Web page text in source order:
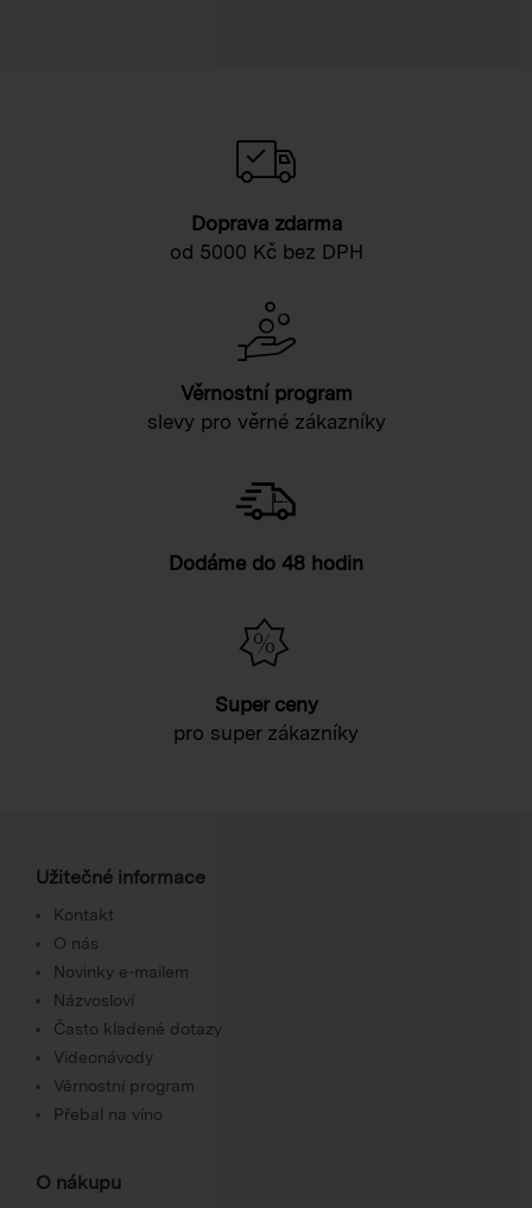
Doprava zdarma
od 5000 Kč bez DPH
Věrnostní program
slevy pro věrné zákazníky
Dodáme do 48 hodin
Super ceny
pro super zákazníky
Užitečné informace
Kontakt
O nás
Novinky e-mailem
Názvosloví
Často kladené dotazy
Videonávody
Věrnostní program
Přebal na víno
O nákupu